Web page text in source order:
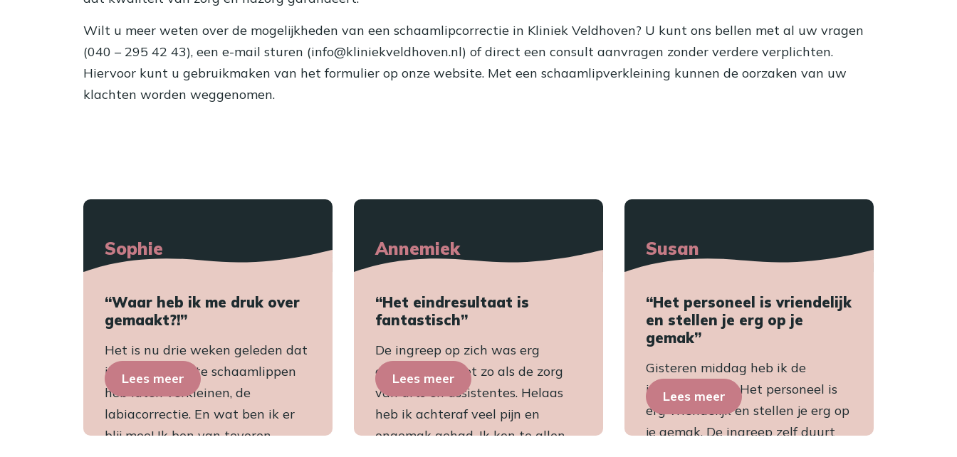
Wilt u meer weten over de mogelijkheden van een schaamlipcorrectie in Kliniek Veldhoven? U kunt ons bellen met al uw vragen
(040 – 295 42 43), een e-mail sturen (info@kliniekveldhoven.nl) of direct een consult aanvragen zonder verdere verplichten.
Hiervoor kunt u gebruikmaken van het formulier op onze website. Met een schaamlipverkleining kunnen de oorzaken van uw
klachten worden weggenomen.
Sophie
“Waar heb ik me druk over
gemaakt?!”
Het is nu drie weken geleden dat
ik mijn binnenste schaamlippen
heb laten verkleinen, de
labiacorrectie. En wat ben ik er
blij mee! Ik ben van tevoren...
Lees meer
Annemiek
“Het eindresultaat is
fantastisch”
De ingreep op zich was erg
comfortabel. Net zo als de zorg
van arts en assistentes. Helaas
heb ik achteraf veel pijn en
ongemak gehad. Ik kon te allen...
Lees meer
Susan
“Het personeel is vriendelijk
en stellen je erg op je
gemak”
Gisteren middag heb ik de
ingreep gehad. Het personeel is
erg vriendelijk en stellen je erg op
je gemak. De ingreep zelf duurt
Lees meer